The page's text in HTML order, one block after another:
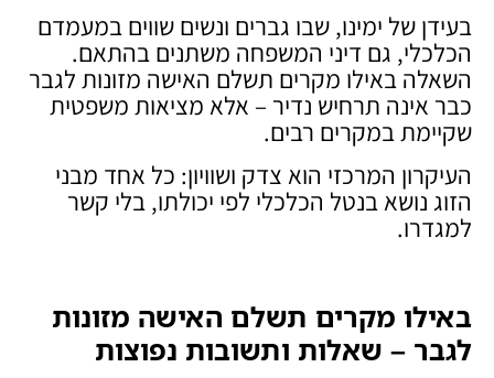
בעידן של ימינו, שבו גברים ונשים שווים במעמדם
הכלכלי, גם דיני המשפחה משתנים בהתאם.
השאלה באילו מקרים תשלם האישה מזונות לגבר
כבר אינה תרחיש נדיר – אלא מציאות משפטית
שקיימת במקרים רבים.
העיקרון המרכזי הוא צדק ושוויון: כל אחד מבני
הזוג נושא בנטל הכלכלי לפי יכולתו, בלי קשר
למגדרו.
באילו מקרים תשלם האישה מזונות
לגבר – שאלות ותשובות נפוצות